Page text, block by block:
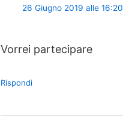
26 Giugno 2019 alle 16:20
Vorrei partecipare
Rispondi